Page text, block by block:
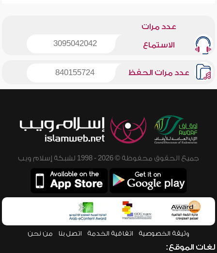
عدد مرات
الاستماع 3095042042
عدد مرات الحفظ 840155724
جميع الحقوق محفوظة © 2026 - 1998 لشبكة إسلام ويب
وثيقة الخصوصية اتفاقية الخدمة اتصل بنا من نحن
لغات الموقع: